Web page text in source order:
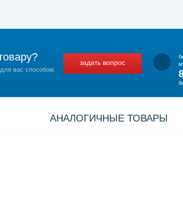
вас способом.
задать вопрос
АНАЛОГИЧНЫЕ ТОВАРЫ